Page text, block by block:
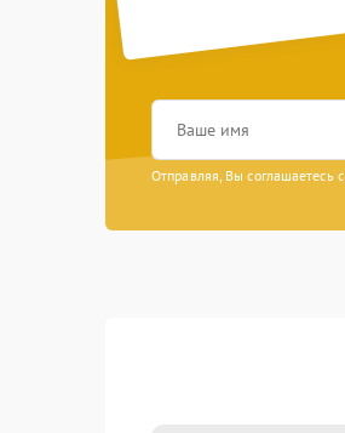
Отправляя, Вы соглашаетесь с